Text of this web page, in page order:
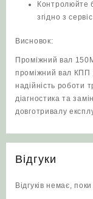
Контролюйте
згідно з
Висновок:
Проміжний вал
проміжний вал КПП
надійність роботи
діагностика та
довготривалу
Відгуки
Відгуків немає,